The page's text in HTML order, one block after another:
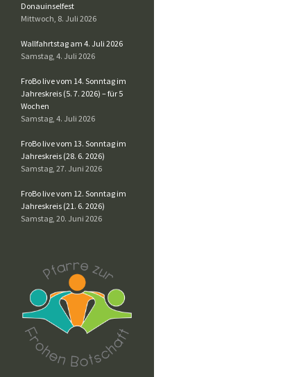
Donauinselfest
Mittwoch, 8. Juli 2026
Wallfahrtstag am 4. Juli 2026
Samstag, 4. Juli 2026
FroBo live vom 14. Sonntag im
Jahreskreis (5. 7. 2026) – für 5
Wochen
Samstag, 4. Juli 2026
FroBo live vom 13. Sonntag im
Jahreskreis (28. 6. 2026)
Samstag, 27. Juni 2026
FroBo live vom 12. Sonntag im
Jahreskreis (21. 6. 2026)
Samstag, 20. Juni 2026